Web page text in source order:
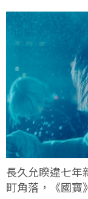
長久允睽違七年
町角落，《國寶